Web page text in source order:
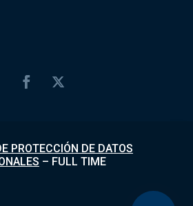
PROTECCIÓN DE DATOS
– FULL TIME